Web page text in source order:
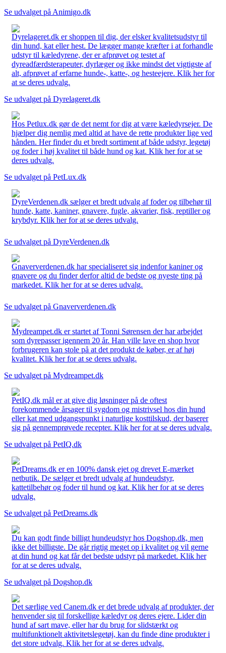
Se udvalget på Animigo.dk
Dyrelageret.dk er shoppen til dig, der elsker kvalitetsudstyr til
din hund, kat eller hest. De lægger mange kræfter i at forhandle
udstyr til kæledyrene, der er afprøvet og testet af
dyreadfærdsterapeuter, dyrlæger og ikke mindst det vigtigste af
alt, afprøvet af erfarne hunde-, katte-, og hesteejere. Klik her for
at se deres udvalg.
Se udvalget på Dyrelageret.dk
Hos Petlux.dk gør de det nemt for dig at være kæledyrsejer. De
hjælper dig nemlig med altid at have de rette produkter lige ved
hånden. Her finder du et bredt sortiment af både udstyr, legetøj
og foder i høj kvalitet til både hund og kat. Klik her for at se
deres udvalg.
Se udvalget på PetLux.dk
DyreVerdenen.dk sælger et bredt udvalg af foder og tilbehør til
hunde, katte, kaniner, gnavere, fugle, akvarier, fisk, reptiller og
krybdyr. Klik her for at se deres udvalg.
Se udvalget på DyreVerdenen.dk
Gnaververdenen.dk har specialiseret sig indenfor kaniner og
gnavere og du finder derfor altid de bedste og nyeste ting på
markedet. Klik her for at se deres udvalg.
Se udvalget på Gnaververdenen.dk
Mydreampet.dk er startet af Tonni Sørensen der har arbejdet
som dyrepasser igennem 20 år. Han ville lave en shop hvor
forbrugeren kan stole på at det produkt de køber, er af høj
kvalitet. Klik her for at se deres udvalg.
Se udvalget på Mydreampet.dk
PetIQ.dk mål er at give dig løsninger på de oftest
forekommende årsager til sygdom og mistrivsel hos din hund
eller kat med udgangspunkt i naturlige kosttilskud, der baserer
sig på gennemprøvede recepter. Klik her for at se deres udvalg.
Se udvalget på PetIQ.dk
PetDreams.dk er en 100% dansk ejet og drevet E-mærket
netbutik. De sælger et bredt udvalg af hundeudstyr,
kattetilbehør og foder til hund og kat. Klik her for at se deres
udvalg.
Se udvalget på PetDreams.dk
Du kan godt finde billigt hundeudstyr hos Dogshop.dk, men
ikke det billigste. De går rigtig meget op i kvalitet og vil gerne
at din hund og kat får det bedste udstyr på markedet. Klik her
for at se deres udvalg.
Se udvalget på Dogshop.dk
Det særlige ved Canem.dk er det brede udvalg af produkter, der
henvender sig til forskellige kæledyr og deres ejere. Lider din
hund af sart mave, eller har du brug for slidstærkt og
multifunktionelt aktivitetslegetøj, kan du finde dine produkter i
det store udvalg. Klik her for at se deres udvalg.